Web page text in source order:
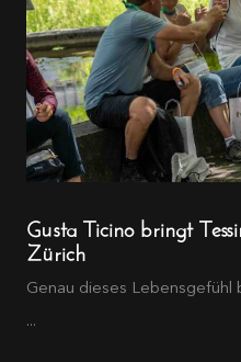
Gusta Ticino bringt
Zürich
Genau dieses Lebensgefühl
...